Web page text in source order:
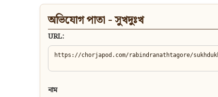
অভিযোগ পাতা - সুখদুঃখ
URL:
নাম